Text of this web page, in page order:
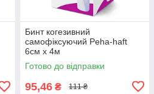
Бинт когезивний
самофіксуючий Peha-haft
6см х 4м
Готово до відправки
95,46 ₴ 111 ₴